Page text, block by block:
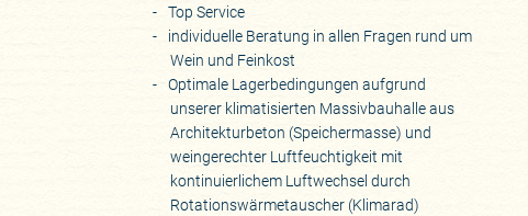
Top Service
individuelle Beratung in allen Fragen rund um
Wein und Feinkost
Optimale Lagerbedingungen aufgrund
unserer klimatisierten Massivbauhalle aus
Architekturbeton (Speichermasse) und
weingerechter Luftfeuchtigkeit mit
kontinuierlichem Luftwechsel durch
Rotationswärmetauscher (Klimarad)